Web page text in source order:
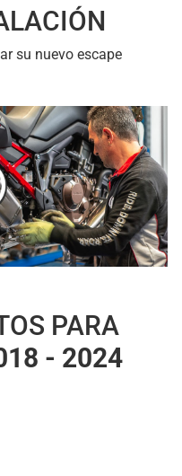
su nuevo escape
PARA
- 2024